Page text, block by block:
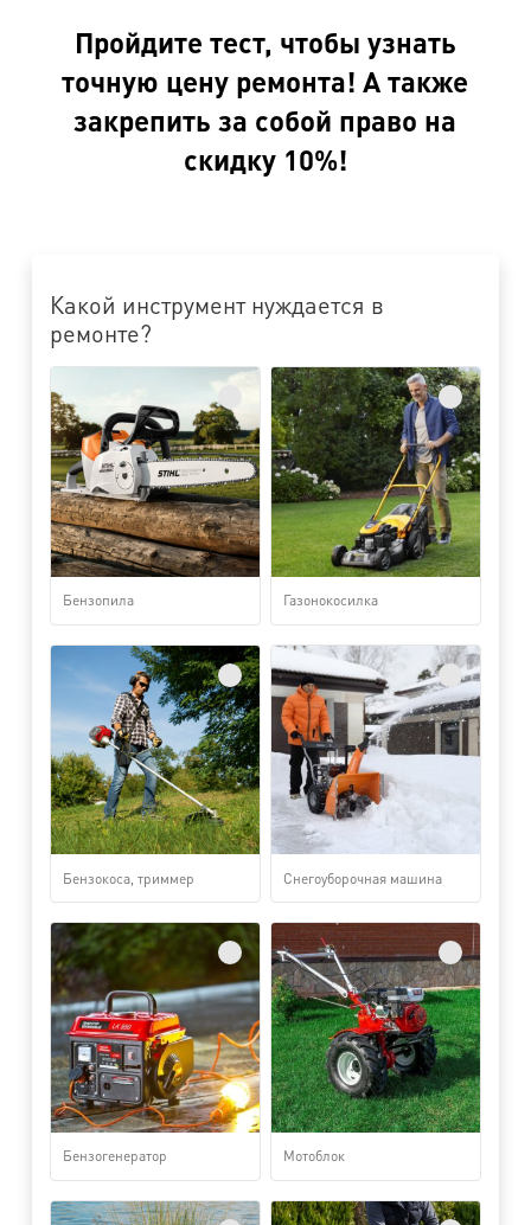
Пройдите тест, чтобы узнать
точную цену ремонта! А также
закрепить за собой право на
скидку 10%!
Какой инструмент нуждается в
ремонте?
Бензопила Газонокосилка
Бензокоса, триммер Снегоуборочная машина
Бензогенератор Мотоблок